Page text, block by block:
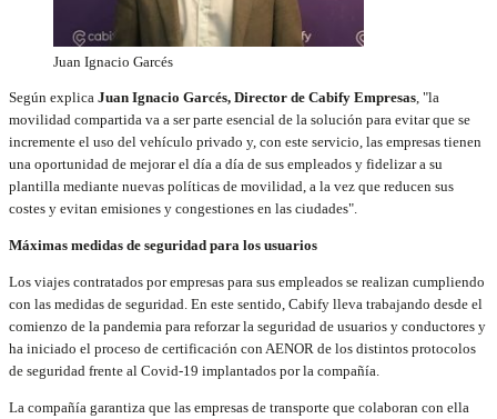
Juan Ignacio Garcés
Según explica Juan Ignacio Garcés, Director de Cabify Empresas , "la
movilidad compartida va a ser parte esencial de la solución para evitar que se
incremente el uso del vehículo privado y, con este servicio, las empresas tienen
una oportunidad de mejorar el día a día de sus empleados y fidelizar a su
plantilla mediante nuevas políticas de movilidad, a la vez que reducen sus
costes y evitan emisiones y congestiones en las ciudades".
Máximas medidas de seguridad para los usuarios
Los viajes contratados por empresas para sus empleados se realizan cumpliendo
con las medidas de seguridad. En este sentido, Cabify lleva trabajando desde el
comienzo de la pandemia para reforzar la seguridad de usuarios y conductores y
ha iniciado el proceso de certificación con AENOR de los distintos protocolos
de seguridad frente al Covid-19 implantados por la compañía.
La compañía garantiza que las empresas de transporte que colaboran con ella